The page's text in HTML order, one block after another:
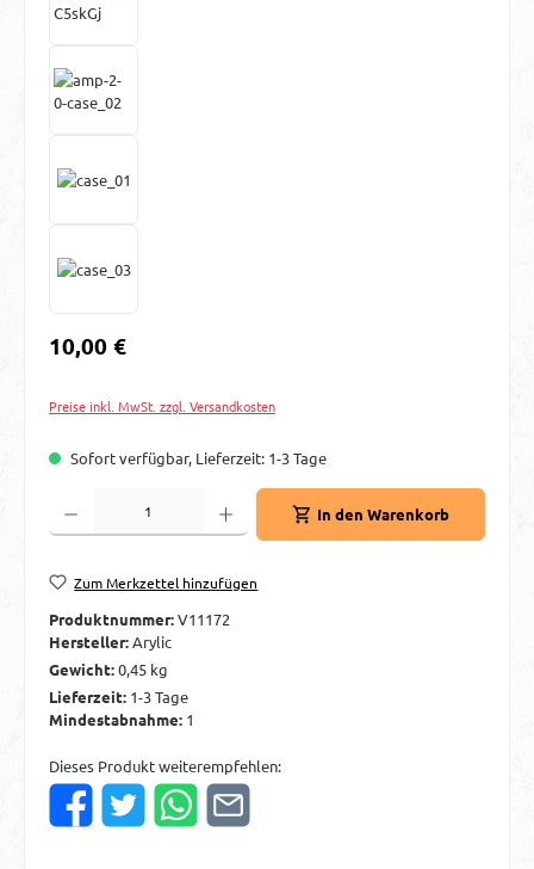
Regulärer Preis:
10,00 €
Preise inkl. MwSt. zzgl. Versandkosten
Sofort verfügbar, Lieferzeit: 1-3 Tage
Produkt Anzahl: Gib den gewünschten Wert ein oder benutze die Schaltflächen
In den Warenkorb
Zum Merkzettel hinzufügen
Produktnummer:V11172
Hersteller:Arylic
Gewicht:0,45 kg
Lieferzeit: 1-3 Tage
Mindestabnahme: 1
Dieses Produkt weiterempfehlen: